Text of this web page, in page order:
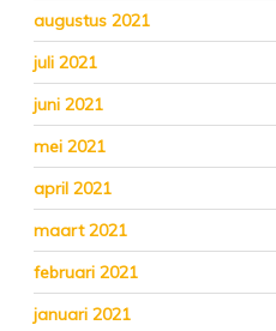
augustus 2021
juli 2021
juni 2021
mei 2021
april 2021
maart 2021
februari 2021
januari 2021